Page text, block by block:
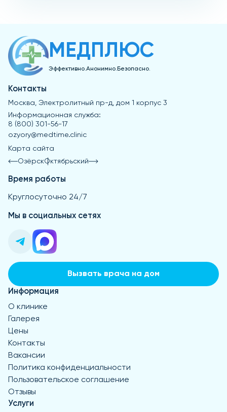
указанную норму.
использовать в комплексе с диетой и тренировками.
Такой подход ускорит процесс снижения веса и
поддержит здоровье.
МЕДПЛЮС
Эффективно.Анонимно.Безопасно.
Контакты
Москва, Электролитный пр-д, дом 1 корпус 3
Информационная служба:
8 (800) 301-56-17
ozyory@medtime.clinic
Карта сайта
ОзёрскОктябрьский
Время работы
Круглосуточно 24/7
Мы в социальных сетях
Вызвать врача на дом
Информация
О клинике
Галерея
Цены
Контакты
Вакансии
Политика конфиденциальности
Пользовательское соглашение
Отзывы
Услуги